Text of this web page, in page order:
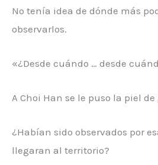
No tenía idea de dónde más
observarlos.
«¿Desde cuándo … desde
A Choi Han se le puso la piel
¿Habían sido observados por
llegaran al territorio?